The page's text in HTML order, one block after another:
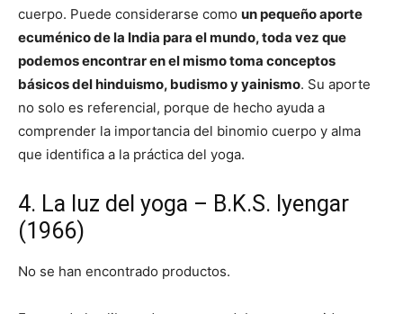
cuerpo. Puede considerarse como un pequeño aporte
ecuménico de la India para el mundo, toda vez que
podemos encontrar en el mismo toma conceptos
básicos del hinduismo, budismo y yainismo. Su aporte
no solo es referencial, porque de hecho ayuda a
comprender la importancia del binomio cuerpo y alma
que identifica a la práctica del yoga.
4. La luz del yoga – B.K.S. Iyengar
(1966)
No se han encontrado productos.